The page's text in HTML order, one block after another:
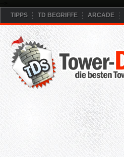
TIPPS
TD BEGRIFFE ARCADE